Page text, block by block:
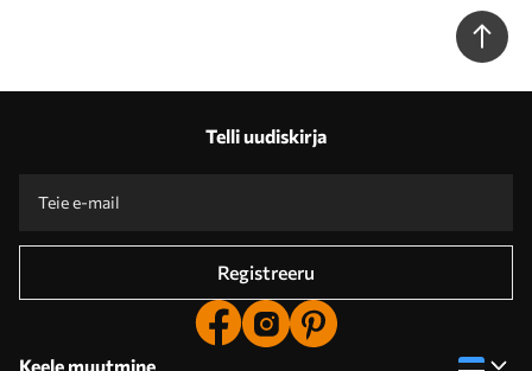
Telli uudiskirja
Registreeru
Keele muutmine